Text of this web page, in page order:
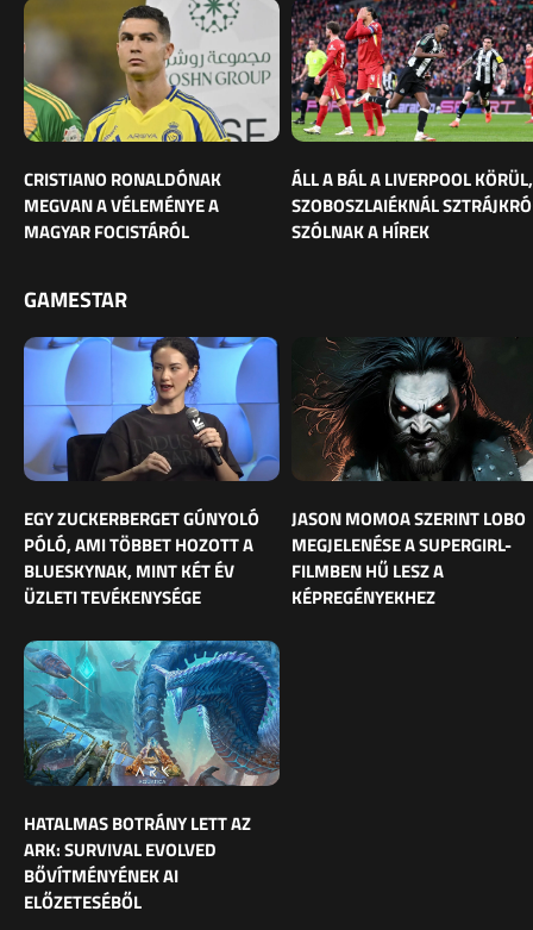
CRISTIANO RONALDÓNAK
MEGVAN A VÉLEMÉNYE A
MAGYAR FOCISTÁRÓL
ÁLL A BÁL A LIVERPOOL KÖRÜL,
SZOBOSZLAIÉKNÁL
SZÓLNAK A HÍREK
GAMESTAR
EGY ZUCKERBERGET GÚNYOLÓ
PÓLÓ, AMI TÖBBET HOZOTT A
BLUESKYNAK, MINT KÉT ÉV
ÜZLETI TEVÉKENYSÉGE
JASON MOMOA SZERINT LOBO
MEGJELENÉSE A SUPERGIRL-
FILMBEN HŰ LESZ A
KÉPREGÉNYEKHEZ
HATALMAS BOTRÁNY LETT AZ
ARK: SURVIVAL EVOLVED
BŐVÍTMÉNYÉNEK AI
ELŐZETESÉBŐL